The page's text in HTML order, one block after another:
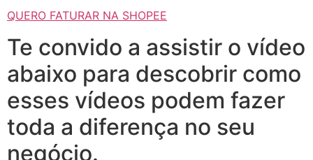
QUERO FATURAR NA SHOPEE
Te convido a assistir o vídeo
abaixo para descobrir como
esses vídeos podem fazer
toda a diferença no seu
negócio.